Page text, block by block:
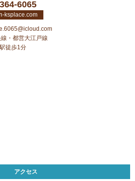
6065
ksplace.com
・都営大江戸線
徒歩1分
アクセス